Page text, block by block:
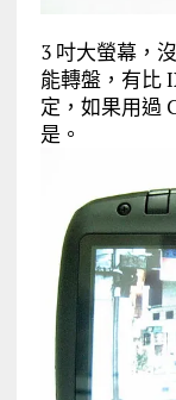
3 吋大螢幕，
能轉盤，有比
定，如果用過
是。